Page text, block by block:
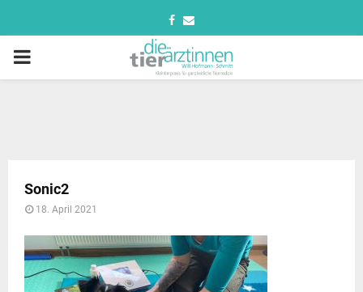
Sonic2
18. April 2021